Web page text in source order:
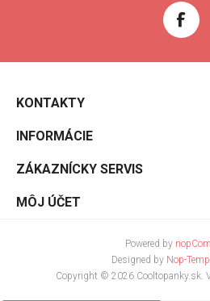
KONTAKTY
INFORMÁCIE
ZÁKAZNÍCKY SERVIS
MÔJ ÚČET
Powered by
Designed by Nop-
Copyright © 2026 Cooltopanky.sk.